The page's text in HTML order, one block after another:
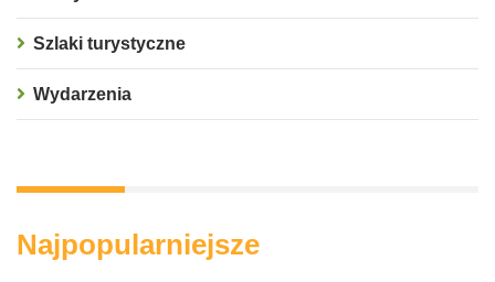
Szlaki turystyczne
Wydarzenia
Najpopularniejsze